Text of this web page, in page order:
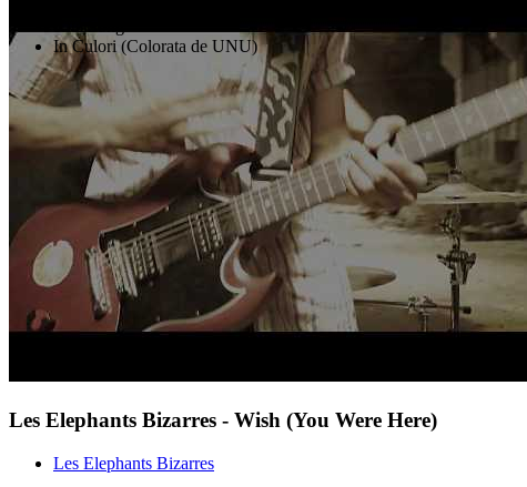
In Culori (Colorata de UNU)
Les Elephants Bizarres - Wish (You Were Here)
Les Elephants Bizarres